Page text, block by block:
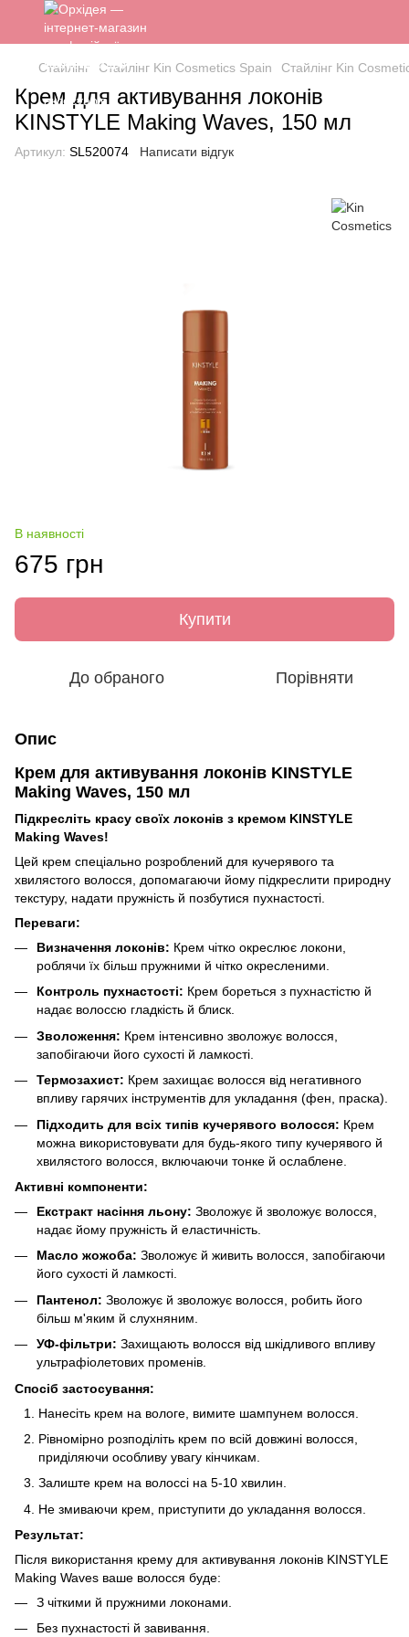
Стайлінг Стайлінг Kin Cosmetics Spain Стайлінг Kin
Крем для активування локонів
KINSTYLE Making Waves, 150 мл
Артикул: SL520074 Написати відгук
В наявності
675 грн
Купити
До обраного Порівняти
Опис
Крем для активування локонів KINSTYLE
Making Waves, 150 мл
Підкресліть красу своїх локонів з кремом KINSTYLE
Making Waves!
Цей крем спеціально розроблений для кучерявого та
хвилястого волосся, допомагаючи йому підкреслити природну
текстуру, надати пружність й позбутися пухнастості.
Переваги:
Визначення локонів: Крем чітко окреслює локони,
роблячи їх більш пружними й чітко окресленими.
Контроль пухнастості: Крем бореться з пухнастістю й
надає волоссю гладкість й блиск.
Зволоження: Крем інтенсивно зволожує волосся,
запобігаючи його сухості й ламкості.
Термозахист: Крем захищає волосся від негативного
впливу гарячих інструментів для укладання (фен, праска).
Підходить для всіх типів кучерявого волосся: Крем
можна використовувати для будь-якого типу кучерявого й
хвилястого волосся, включаючи тонке й ослаблене.
Активні компоненти:
Екстракт насіння льону: Зволожує й зволожує волосся,
надає йому пружність й еластичність.
Масло жожоба: Зволожує й живить волосся, запобігаючи
його сухості й ламкості.
Пантенол: Зволожує й зволожує волосся, робить його
більш м'яким й слухняним.
УФ-фільтри: Захищають волосся від шкідливого впливу
ультрафіолетових променів.
Спосіб застосування:
Нанесіть крем на вологе, вимите шампунем волосся.
Рівномірно розподіліть крем по всій довжині волосся,
приділяючи особливу увагу кінчикам.
Залиште крем на волоссі на 5-10 хвилин.
Не змиваючи крем, приступити до укладання волосся.
Результат:
Після використання крему для активування локонів KINSTYLE
Making Waves ваше волосся буде:
З чіткими й пружними локонами.
Без пухнастості й завивання.